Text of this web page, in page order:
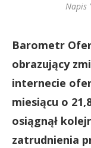
Napis
Barometr
obrazujący
internecie
miesiącu o
osiągnął
zatrudnienia